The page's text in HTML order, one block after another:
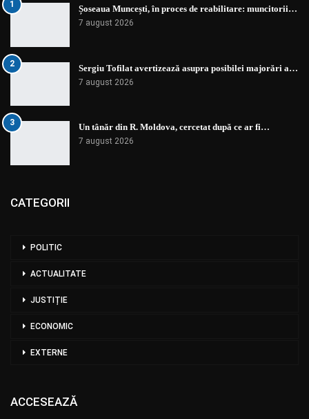
1 Șoseaua Muncești, în proces de reabilitare: muncitorii…
7 august 2026
2 Sergiu Tofilat avertizează asupra posibilei majorări a…
7 august 2026
3 Un tânăr din R. Moldova, cercetat după ce ar fi…
7 august 2026
CATEGORII
POLITIC
ACTUALITATE
JUSTIȚIE
ECONOMIC
EXTERNE
ACCESEAZĂ